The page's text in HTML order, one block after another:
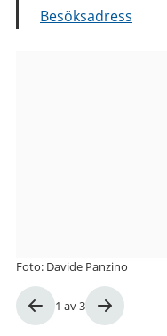
Besöksadress
Bild
1 av3
Foto: Davide Panzino